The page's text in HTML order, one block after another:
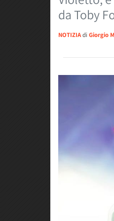
da Toby
NOTIZIAdi Giorgio